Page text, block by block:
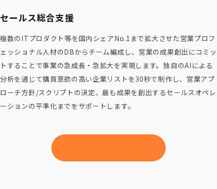
セールス総合支援
複数のITプロダクト等を国内シェアNo.1まで拡大させた営業プロフ
ェッショナル人材のDBからチーム編成し、営業の成果創出にコミッ
トすることで事業の急成長・急拡大を実現します。独自のAIによる
分析を通じて購買意欲の高い企業リストを30秒で制作し、営業アプ
ローチ方針/スクリプトの決定、最も成果を創出するセールスオペレ
ーションの平準化までをサポートします。